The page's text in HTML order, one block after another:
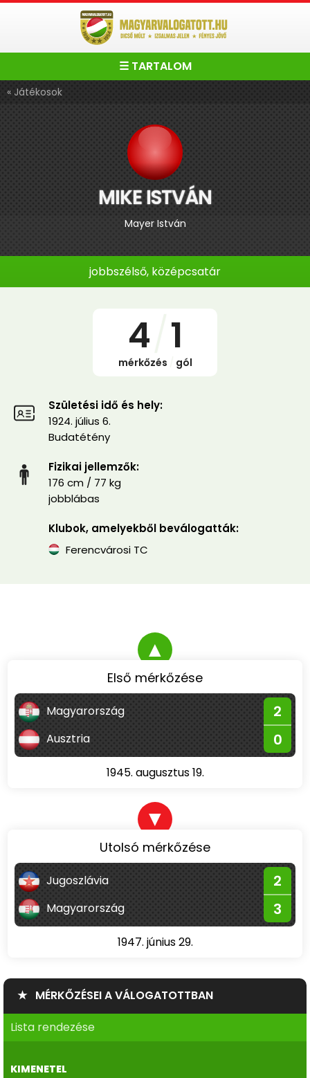
☰ TARTALOM
« Játékosok
MIKE ISTVÁN
Mayer István
jobbszélső, középcsatár
4 1
mérkőzés gól
Születési idő és hely:
1924. július 6.
Budatétény
Fizikai jellemzők:
176 cm / 77 kg
jobblábas
Klubok, amelyekből beválogatták:
Ferencvárosi TC
▲
Első mérkőzése
Magyarország 2
Ausztria 0
1945. augusztus 19.
▼
Utolsó mérkőzése
Jugoszlávia 2
Magyarország 3
1947. június 29.
★ MÉRKŐZÉSEI A VÁLOGATOTTBAN
Lista rendezése
KIMENETEL